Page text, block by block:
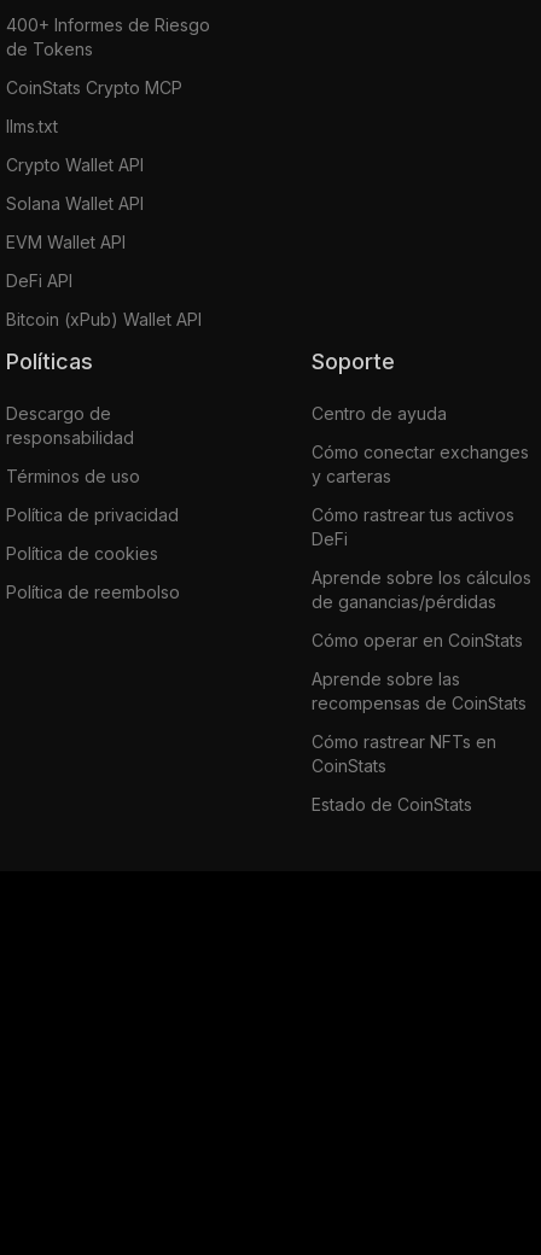
400+ Informes de Riesgo
de Tokens
CoinStats Crypto MCP
llms.txt
Crypto Wallet API
Solana Wallet API
EVM Wallet API
DeFi API
Bitcoin (xPub) Wallet API
Políticas
Descargo de
responsabilidad
Términos de uso
Política de privacidad
Política de cookies
Política de reembolso
Soporte
Centro de ayuda
Cómo conectar exchanges
y carteras
Cómo rastrear tus activos
DeFi
Aprende sobre los cálculos
de ganancias/pérdidas
Cómo operar en CoinStats
Aprende sobre las
recompensas de CoinStats
Cómo rastrear NFTs en
CoinStats
Estado de CoinStats